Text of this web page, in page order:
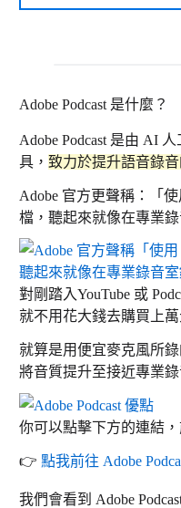
Adobe Podcast 是什麼？
Adobe Podcast 是由 AI
具， 致力於提升語音錄
Adobe 官方更聲稱：「使
檔，聽起來就像在專業錄
對剛踏入YouTube 或
就不用花大錢去購買上
就算是用便宜麥克風所錄
將音質提升至接近專業
你可以點擊下方的連結，
👉 點我前往 Adobe
我們會看到 Adobe